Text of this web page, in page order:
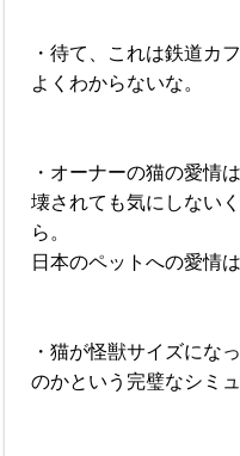
・待て、これは鉄道カ
よくわからないな。
・オーナーの猫の愛情
壊されても気にしない
ら。
日本のペットへの愛情
・猫が怪獣サイズにな
のかという完璧なシミ